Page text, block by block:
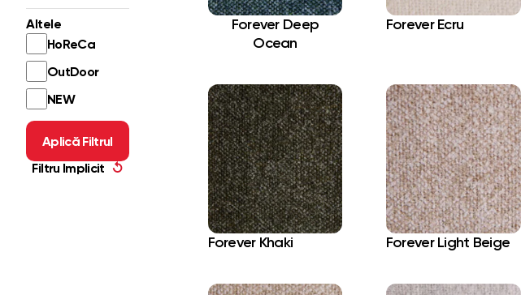
Altele
HoReCa
OutDoor
NEW
Aplică Filtrul
Filtru Implicit ↺
Forever Deep
Ocean
Forever Ecru
Forever Khaki Forever Light Beige